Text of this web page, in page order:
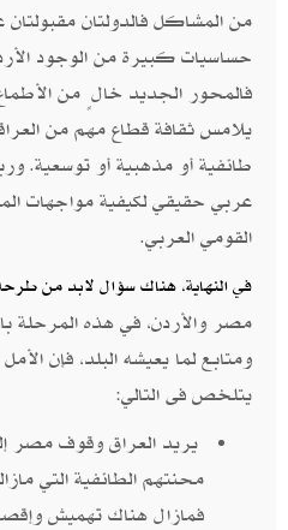
من المشاكل فالدولتان مقبولتان
حساسيات كبيرة من الوجود
فالمحور الجديد خالٍ من الأطماع
يلامس ثقافة قطاع مهم من
طائفية أو مذهبية أو توسعية.
عربي حقيقي لكيفية مواجهات
القومي العربي.
في النهاية، هناك سؤال لابد من
مصر والأردن، في هذه المرحلة
ومتابع لما يعيشه البلد، فإن
يتلخص فى التالي:
يريد العراق وقوف مصر
محنتهم الطائفية التي
فمازال هناك تهميش